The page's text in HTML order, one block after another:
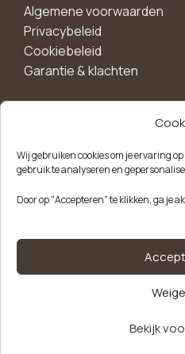
Wij gebruiken cookies om je ervaring
gebruik te analyseren en
Door op "Accepteren" te klikken, ga je
Bekijk
Algemene voorwaarden
Privacybeleid
Cookiebeleid
Garantie & klachten
korting!
aanbiedingen, nieuwe
Kvk-nummer: